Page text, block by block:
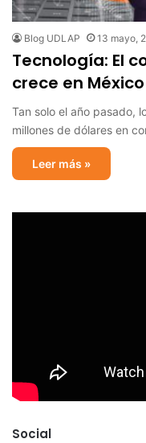
Blog UDLAP 13 mayo,
Tecnología: El
crece en México
Tan solo el año pasado,
millones de dólares en
Leer más »
Social